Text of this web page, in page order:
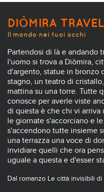
DIÒMIRA TRAVEL
Il mondo nei tuoi occhi
Partendosi di là e andando
l'uomo si trova a Diòmira,
d'argento, statue in bronzo
stagno, un teatro di
mattina su una torre. Tutte
conosce per averle viste
di questa è che chi vi arriva
le giornate s'accorciano e
s'accendono tutte insieme
una terrazza una voce di
invidiare quelli che ora
uguale a questa e d'esser
Dal romanzo Le città invisibili di